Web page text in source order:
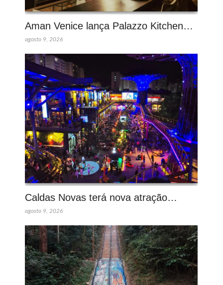
Aman Venice lança Palazzo Kitchen…
agosto 9, 2026
Caldas Novas terá nova atração…
agosto 9, 2026